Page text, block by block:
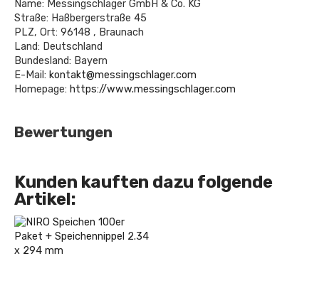
Name: Messingschlager GmbH & Co. KG
Straße: Haßbergerstraße 45
PLZ, Ort: 96148 , Braunach
Land: Deutschland
Bundesland: Bayern
E-Mail: kontakt@messingschlager.com
Homepage: https://www.messingschlager.com
Bewertungen
Kunden kauften dazu folgende
Artikel: